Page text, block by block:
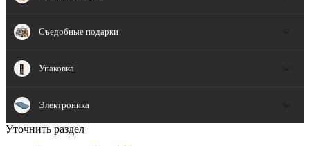
Съедобные подарки
Упаковка
Электроника
Уточнить раздел